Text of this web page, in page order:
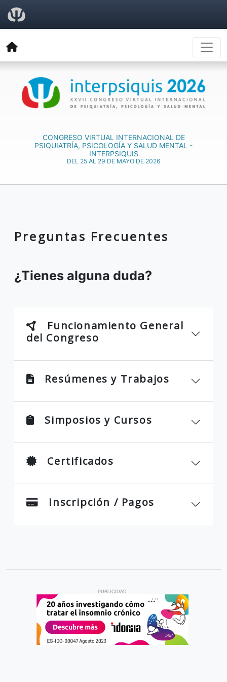
CONGRESO VIRTUAL INTERNACIONAL DE
PSIQUIATRÍA, PSICOLOGÍA Y SALUD MENTAL -
INTERPSIQUIS
DEL 25 AL 29 DE MAYO DE 2026
Preguntas Frecuentes
¿Tienes alguna duda?
del Congreso
Resúmenes y Trabajos
Simposios y Cursos
Certificados
Inscripción / Pagos
PUBLICIDAD